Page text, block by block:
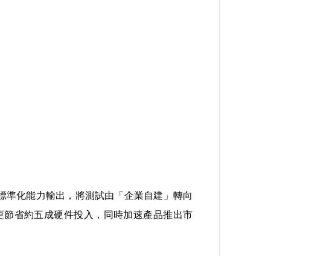
準化能力輸出，將測試由「企業自建」轉向
節省約五成硬件投入，同時加速產品推出市